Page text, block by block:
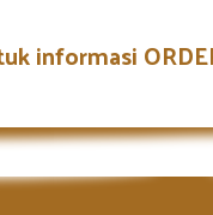
informasi